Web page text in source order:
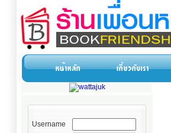
Username